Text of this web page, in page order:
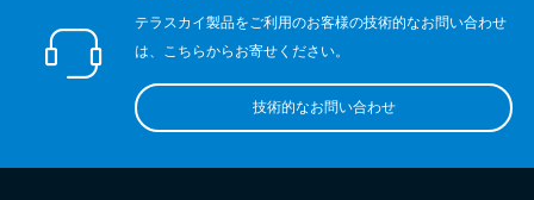
テラスカイ製品をご利用のお客様の技術的なお問い合わせ
は、こちらからお寄せください。
技術的なお問い合わせ